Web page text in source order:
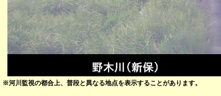
※河川監視の都合上、普段と異なる地点を表示することがあります。